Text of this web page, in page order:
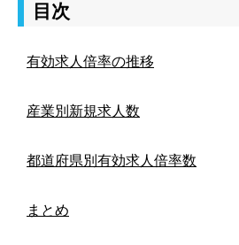
目次
有効求人倍率の推移
産業別新規求人数
都道府県別有効求人倍率数
まとめ